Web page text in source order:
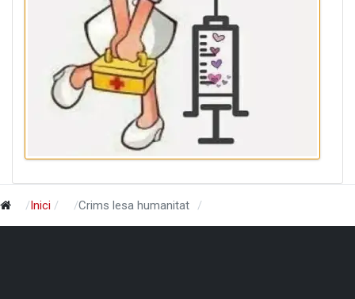
Inici Crims lesa humanitat